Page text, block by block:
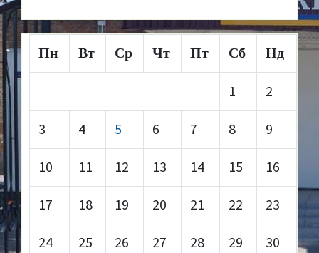
Пн Вт Ср Чт Пт Сб Нд
1 2
3 4 5 6 7 8 9
10 11 12 13 14 15 16
17 18 19 20 21 22 23
24 25 26 27 28 29 30